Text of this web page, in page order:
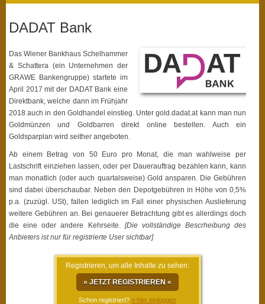
DADAT Bank
Das Wiener Bankhaus Schelhammer
& Schattera (ein Unternehmen der
GRAWE Bankengruppe) startete im
April 2017 mit der DADAT Bank eine
Direktbank, welche dann im Frühjahr
2018 auch in den Goldhandel einstieg. Unter gold.dadat.at kann man nun
Goldmünzen und Goldbarren direkt online bestellen. Auch ein
Goldsparplan wird seither angeboten.
Ab einem Betrag von 50 Euro pro Monat, die man wahlweise per
Lastschrift einziehen lassen, oder per Dauerauftrag bezahlen kann, kann
man monatlich (oder auch quartalsweise) Gold ansparen. Die Gebühren
sind dabei überschaubar. Neben den Depotgebühren in Höhe von 0,5%
p.a. (zuzügl. USt), fallen lediglich im Fall einer physischen Auslieferung
weitere Gebühren an. Bei genauerer Betrachtung gibt es allerdings doch
die eine oder andere Kehrseite. [Die vollständige Bescrheibung des
Anbieters ist nur für registrierte User sichtbar]
Registrieren, um alle Inhalte zu sehen:
» JETZT REGISTRIEREN «
Schon registriert? » hier einloggen